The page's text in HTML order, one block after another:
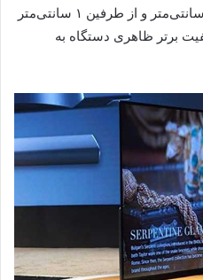
تلویزیون‌های شیائومی از پایین ۲ سانتی‌متر و از طرفین ۱ سانتی‌متر
برتر ظاهری دستگاه به